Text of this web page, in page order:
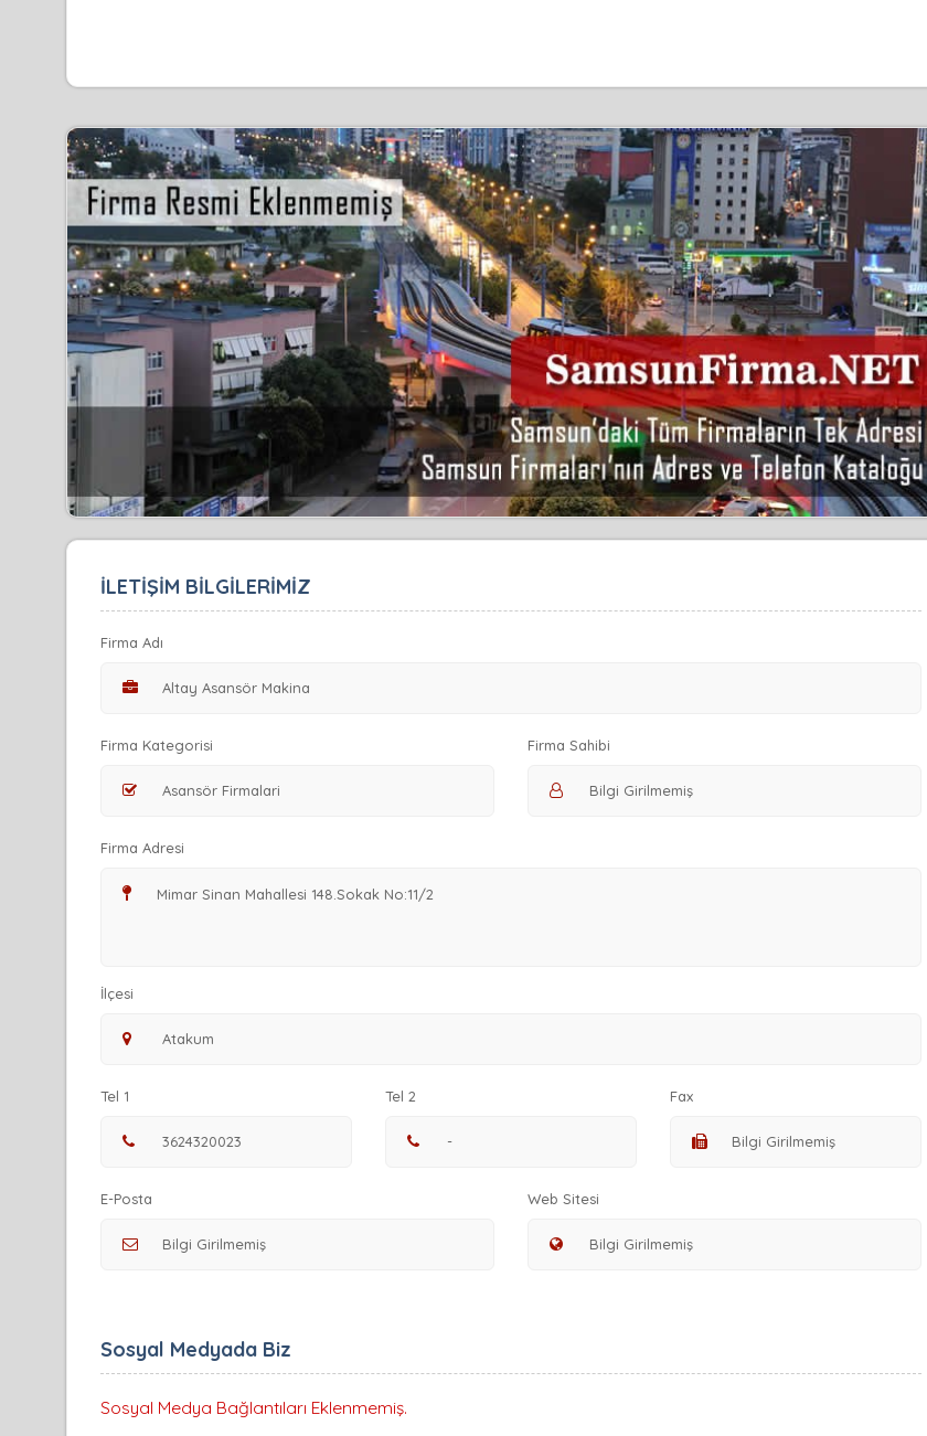
İLETİŞİM BİLGİLERİMİZ
Firma Adı
Firma Kategorisi Firma Sahibi
Firma Adresi
İlçesi
Tel 1 Tel 2 Fax
E-Posta Web Sitesi
Sosyal Medyada Biz
Sosyal Medya Bağlantıları Eklenmemiş.